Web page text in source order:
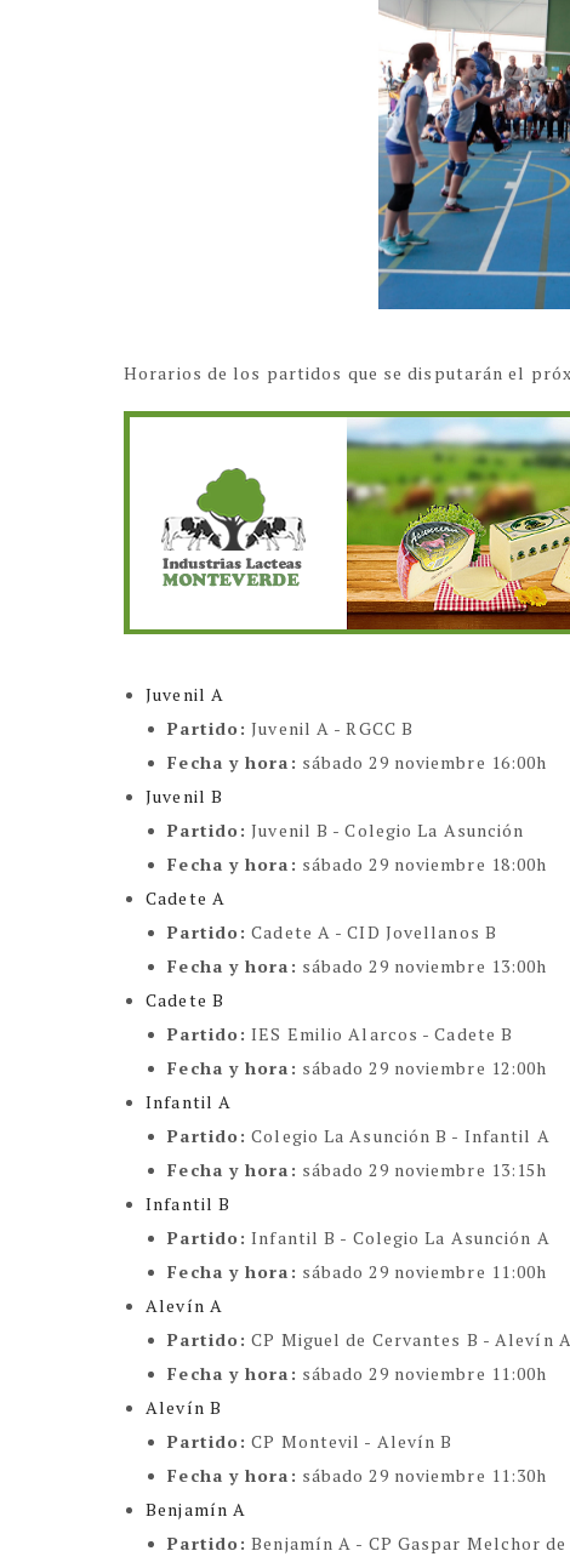
Horarios de los partidos que se disputarán el
Juvenil A
Partido: Juvenil A - RGCC B
Fecha y hora: sábado 29 noviembre 16:00h
Juvenil B
Partido: Juvenil B - Colegio La Asunción
Fecha y hora: sábado 29 noviembre 18:00h
Cadete A
Partido: Cadete A - CID Jovellanos B
Fecha y hora: sábado 29 noviembre 13:00h
Cadete B
Partido: IES Emilio Alarcos - Cadete B
Fecha y hora: sábado 29 noviembre 12:00h
Infantil A
Partido: Colegio La Asunción B - Infantil A
Fecha y hora: sábado 29 noviembre 13:15h
Infantil B
Partido: Infantil B - Colegio La Asunción A
Fecha y hora: sábado 29 noviembre 11:00h
Alevín A
Partido: CP Miguel de Cervantes B - Alevín A
Fecha y hora: sábado 29 noviembre 11:00h
Alevín B
Partido: CP Montevil - Alevín B
Fecha y hora: sábado 29 noviembre 11:30h
Benjamín A
Partido: Benjamín A - CP Gaspar Melchor